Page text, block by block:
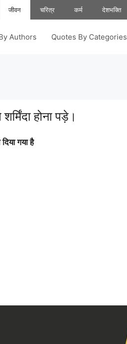
जीवन चरित्र कर्म देशभक्ति
Authors Quotes By Categories
होना पड़े।
गया है